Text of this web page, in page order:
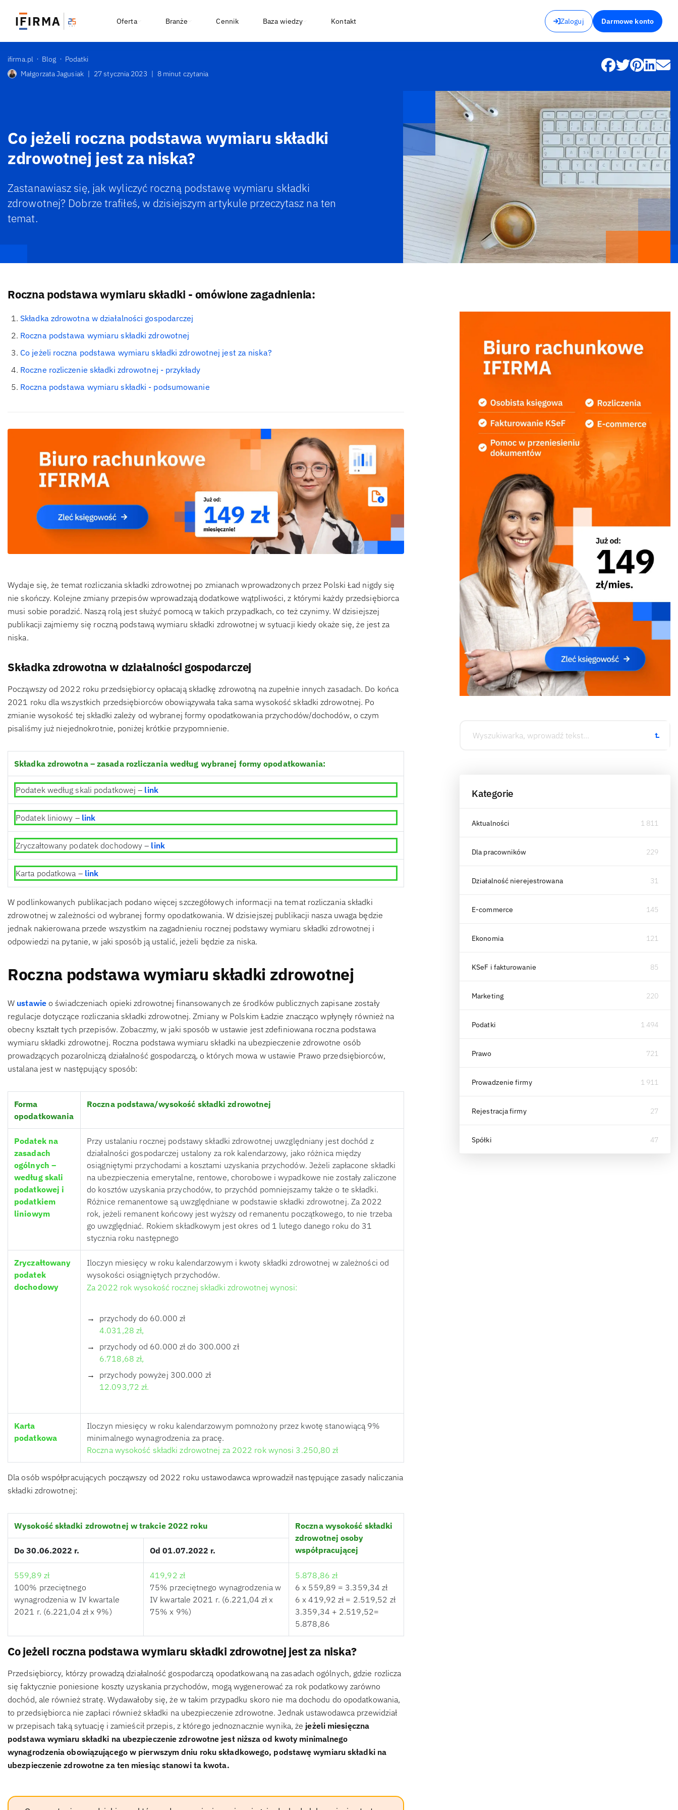
Zaloguj Darmowe konto
Oferta Branże Cennik Baza wiedzy Kontakt
ifirma.pl Blog
Podatki
Małgorzata Jagusiak | 27 stycznia 2023 | 8 minut czytania
Co jeżeli roczna podstawa wymiaru składki
zdrowotnej jest za niska?
Zastanawiasz się, jak wyliczyć roczną podstawę wymiaru składki
zdrowotnej? Dobrze trafiłeś, w dzisiejszym artykule przeczytasz na ten
temat.
Roczna podstawa wymiaru składki - omówione zagadnienia:
Składka zdrowotna w działalności gospodarczej
Roczna podstawa wymiaru składki zdrowotnej
Co jeżeli roczna podstawa wymiaru składki zdrowotnej jest za niska?
Roczne rozliczenie składki zdrowotnej - przykłady
Roczna podstawa wymiaru składki - podsumowanie
Wydaje się, że temat rozliczania składki zdrowotnej po zmianach wprowadzonych przez Polski Ład nigdy się
nie skończy. Kolejne zmiany przepisów wprowadzają dodatkowe wątpliwości, z którymi każdy przedsiębiorca
musi sobie poradzić. Naszą rolą jest służyć pomocą w takich przypadkach, co też czynimy. W dzisiejszej
publikacji zajmiemy się roczną podstawą wymiaru składki zdrowotnej w sytuacji kiedy okaże się, że jest za
niska.
Składka zdrowotna w działalności gospodarczej
Począwszy od 2022 roku przedsiębiorcy opłacają składkę zdrowotną na zupełnie innych zasadach. Do końca
2021 roku dla wszystkich przedsiębiorców obowiązywała taka sama wysokość składki zdrowotnej. Po
zmianie wysokość tej składki zależy od wybranej formy opodatkowania przychodów/dochodów, o czym
pisaliśmy już niejednokrotnie, poniżej krótkie przypomnienie.
Składka zdrowotna – zasada rozliczania według wybranej formy opodatkowania:
Podatek według skali podatkowej – link
Podatek liniowy – link
Zryczałtowany podatek dochodowy – link
Karta podatkowa – link
W podlinkowanych publikacjach podano więcej szczegółowych informacji na temat rozliczania składki
zdrowotnej w zależności od wybranej formy opodatkowania. W dzisiejszej publikacji nasza uwaga będzie
jednak nakierowana przede wszystkim na zagadnieniu rocznej podstawy wymiaru składki zdrowotnej i
odpowiedzi na pytanie, w jaki sposób ją ustalić, jeżeli będzie za niska.
Roczna podstawa wymiaru składki zdrowotnej
W ustawieo świadczeniach opieki zdrowotnej finansowanych ze środków publicznych zapisane zostały
regulacje dotyczące rozliczania składki zdrowotnej. Zmiany w Polskim Ładzie znacząco wpłynęły również na
obecny kształt tych przepisów. Zobaczmy, w jaki sposób w ustawie jest zdefiniowana roczna podstawa
wymiaru składki zdrowotnej. Roczna podstawa wymiaru składki na ubezpieczenie zdrowotne osób
prowadzących pozarolniczą działalność gospodarczą, o których mowa w ustawie Prawo przedsiębiorców,
ustalana jest w następujący sposób:
Forma
opodatkowania
Roczna podstawa/wysokość składki zdrowotnej
Podatek na
zasadach
ogólnych –
według skali
podatkowej i
podatkiem
liniowym
Przy ustalaniu rocznej podstawy składki zdrowotnej uwzględniany jest dochód z
działalności gospodarczej ustalony za rok kalendarzowy, jako różnica między
osiągniętymi przychodami a kosztami uzyskania przychodów. Jeżeli zapłacone składki
na ubezpieczenia emerytalne, rentowe, chorobowe i wypadkowe nie zostały zaliczone
do kosztów uzyskania przychodów, to przychód pomniejszamy także o te składki.
Różnice remanentowe są uwzględniane w podstawie składki zdrowotnej. Za 2022
rok, jeżeli remanent końcowy jest wyższy od remanentu początkowego, to nie trzeba
go uwzględniać. Rokiem składkowym jest okres od 1 lutego danego roku do 31
stycznia roku następnego
Zryczałtowany
podatek
dochodowy
Iloczyn miesięcy w roku kalendarzowym i kwoty składki zdrowotnej w zależności od
wysokości osiągniętych przychodów.
Za 2022 rok wysokość rocznej składki zdrowotnej wynosi:
przychody do 60.000 zł
4.031,28 zł,
przychody od 60.000 zł do 300.000 zł
6.718,68 zł,
przychody powyżej 300.000 zł
12.093,72 zł.
Karta
podatkowa
Iloczyn miesięcy w roku kalendarzowym pomnożony przez kwotę stanowiącą 9%
minimalnego wynagrodzenia za pracę.
Roczna wysokość składki zdrowotnej za 2022 rok wynosi 3.250,80 zł
Dla osób współpracujących począwszy od 2022 roku ustawodawca wprowadził następujące zasady naliczania
składki zdrowotnej:
Wysokość składki zdrowotnej w trakcie 2022 roku
Roczna wysokość składki
zdrowotnej osoby
współpracującej
Do 30.06.2022 r. Od 01.07.2022 r.
559,89 zł
100% przeciętnego
wynagrodzenia w IV kwartale
2021 r. (6.221,04 zł x 9%)
419,92 zł
75% przeciętnego wynagrodzenia w
IV kwartale 2021 r. (6.221,04 zł x
75% x 9%)
5.878,86 zł
6 x 559,89 = 3.359,34 zł
6 x 419,92 zł = 2.519,52 zł
3.359,34 + 2.519,52=
5.878,86
Co jeżeli roczna podstawa wymiaru składki zdrowotnej jest za niska?
Przedsiębiorcy, którzy prowadzą działalność gospodarczą opodatkowaną na zasadach ogólnych, gdzie rozlicza
się faktycznie poniesione koszty uzyskania przychodów, mogą wygenerować za rok podatkowy zarówno
dochód, ale również stratę. Wydawałoby się, że w takim przypadku skoro nie ma dochodu do opodatkowania,
to przedsiębiorca nie zapłaci również składki na ubezpieczenie zdrowotne. Jednak ustawodawca przewidział
w przepisach taką sytuację i zamieścił przepis, z którego jednoznacznie wynika, że jeżeli miesięczna
podstawa wymiaru składki na ubezpieczenie zdrowotne jest niższa od kwoty minimalnego
wynagrodzenia obowiązującego w pierwszym dniu roku składkowego, podstawę wymiaru składki na
ubezpieczenie zdrowotne za ten miesiąc stanowi ta kwota.
Kategorie
Aktualności 1 811
Dla pracowników 229
Działalność nierejestrowana 31
E-commerce 145
Ekonomia 121
KSeF i fakturowanie 85
Marketing 220
Podatki 1 494
Prawo 721
Prowadzenie firmy 1 911
Rejestracja firmy 27
Spółki 47